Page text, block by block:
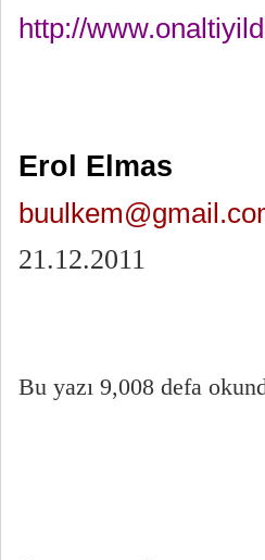
http://
Erol Elmas
21.12.2011
Bu yazı 9,008 defa